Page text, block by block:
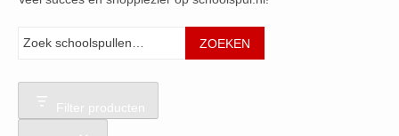
Zoeken
ZOEKEN
Filter producten